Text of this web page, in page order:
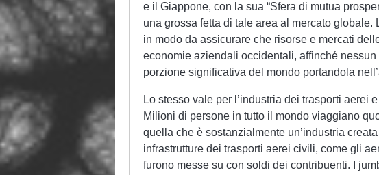
e il Giappone, con la sua “Sfera di mutua
una grossa fetta di tale area al mercato
in modo da assicurare che risorse e mercati
economie aziendali occidentali, affinché
porzione significativa del mondo portandola
Lo stesso vale per l’industria dei trasporti aerei
Milioni di persone in tutto il mondo viaggiano
quella che è sostanzialmente un’industria
infrastrutture dei trasporti aerei civili, come gli
furono messe su con soldi dei contribuenti. I